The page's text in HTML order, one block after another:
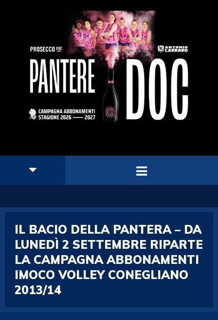
IL BACIO DELLA PANTERA – DA
LUNEDÌ 2 SETTEMBRE RIPARTE
LA CAMPAGNA ABBONAMENTI
IMOCO VOLLEY CONEGLIANO
2013/14